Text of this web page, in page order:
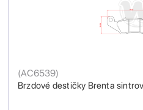
Brzdové destičky Brenta
(AC6539)